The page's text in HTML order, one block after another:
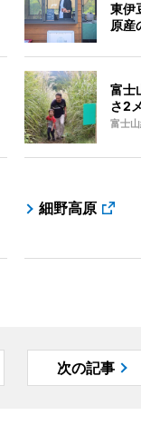
東伊
原産
富士
さ2
富士
細野高原
次の記事